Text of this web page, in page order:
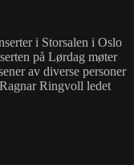
i Storsalen i Oslo
på Lørdag møter
av diverse personer
Ringvoll ledet